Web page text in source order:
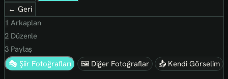
← Geri
1 Arkaplan
2Düzenle
3Paylaş
🎭 Şiir Fotoğrafları
🖼 Diğer Fotoğraflar 📤 Kendi Görselim